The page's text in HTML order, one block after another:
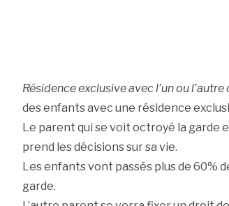
Résidence exclusive avec l’un ou
des enfants avec une résidence
Le parent qui se voit octroyé la garde
prend les décisions sur sa vie.
Les enfants vont passés plus de 60%
garde.